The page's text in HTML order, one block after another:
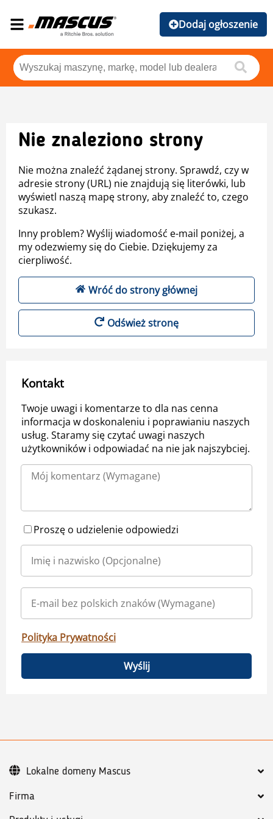
Dodaj ogłoszenie
Nie znaleziono strony
Nie można znaleźć żądanej strony. Sprawdź, czy w
adresie strony (URL) nie znajdują się literówki, lub
wyświetl naszą mapę strony, aby znaleźć to, czego
szukasz.
Inny problem? Wyślij wiadomość e-mail poniżej, a
my odezwiemy się do Ciebie. Dziękujemy za
cierpliwość.
Wróć do strony głównej
Odśwież stronę
Kontakt
Twoje uwagi i komentarze to dla nas cenna
informacja w doskonaleniu i poprawianiu naszych
usług. Staramy się czytać uwagi naszych
użytkowników i odpowiadać na nie jak najszybciej.
Proszę o udzielenie odpowiedzi
Polityka Prywatności
Wyślij
Firma
Lokalne domeny Mascus